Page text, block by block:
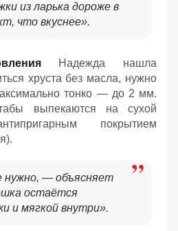
из ларька дороже в
что вкуснее».
Надежда нашла
хруста без масла, нужно
тонко — до 2 мм.
выпекаются на сухой
покрытием
нужно, — объясняет
остаётся
и мягкой внутри».